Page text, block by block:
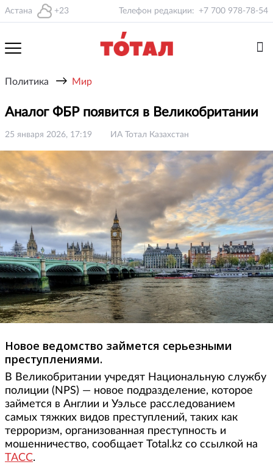
Астана +23 Телефон редакции: +7 700 978-78-54
Политика → Мир
Аналог ФБР появится в Великобритании
25 января 2026, 17:19 ИА Тотал Казахстан
Новое ведомство займется серьезными
преступлениями.
В Великобритании учредят Национальную службу
полиции (NPS) — новое подразделение, которое
займется в Англии и Уэльсе расследованием
самых тяжких видов преступлений, таких как
терроризм, организованная преступность и
мошенничество, сообщает Total.kz со ссылкой на
ТАСС.